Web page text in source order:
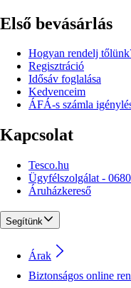
Első bevásárlás
Hogyan rendelj
Regisztráció
Idősáv foglalása
Kedvenceim
ÁFÁ-s számla
Kapcsolat
Tesco.hu
Ügyfélszolgálat -
Áruházkereső
Segítünk
Árak
Biztonságos online